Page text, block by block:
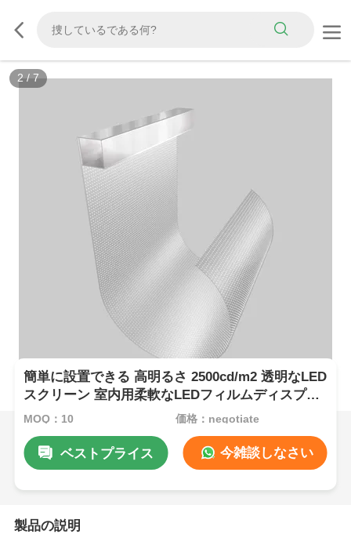
3/7
簡単に設置できる 高明るさ 2500cd/m2 透明なLED
スクリーン 室内用柔軟なLEDフィルムディスプレ
イ
MOQ：10 価格：negotiate
ベストプライス 今雑談しなさい
製品の説明